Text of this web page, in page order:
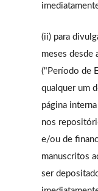
(ii) para
meses desde
("Período de
qualquer um
página
nos
e/ou de
manuscritos
ser